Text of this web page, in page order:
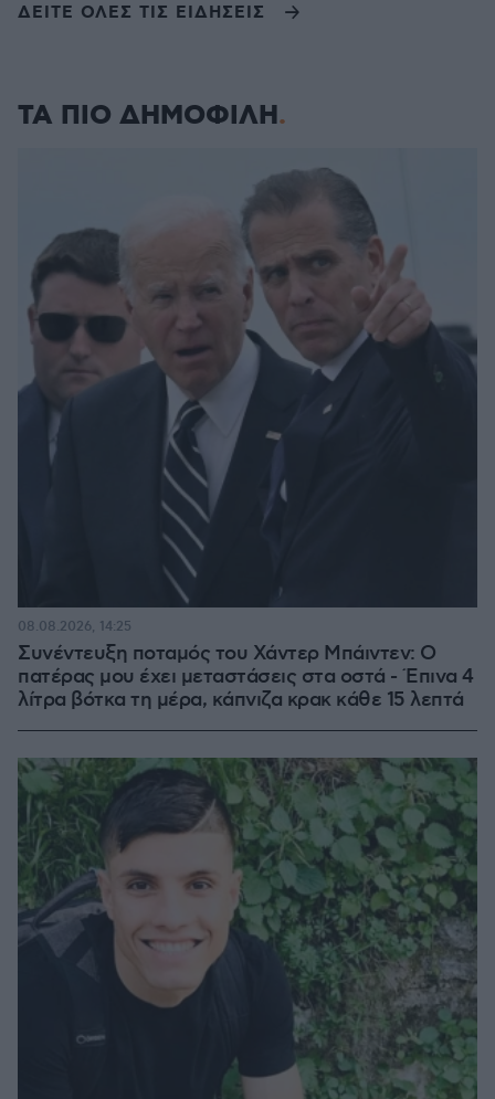
ΔΕΙΤΕ ΟΛΕΣ ΤΙΣ ΕΙΔΗΣΕΙΣ
ΤΑ ΠΙΟ ΔΗΜΟΦΙΛΗ
Συνέντευξη ποταμός του Χάντερ Μπάιντεν: Ο
πατέρας μου έχει μεταστάσεις στα οστά - Έπινα 4
λίτρα βότκα τη μέρα, κάπνιζα κρακ κάθε 15 λεπτά
08.08.2026, 14:25